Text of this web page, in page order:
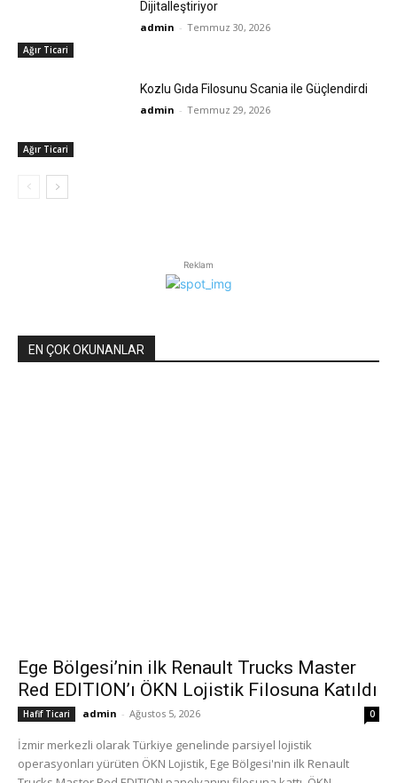
Ağır Ticari
Dijitalleştiriyor
admin - Temmuz 30, 2026
Ağır Ticari
Kozlu Gıda Filosunu Scania ile Güçlendirdi
admin - Temmuz 29, 2026
Reklam
EN ÇOK OKUNANLAR
Ege Bölgesi’nin ilk Renault Trucks Master
Red EDITION’ı ÖKN Lojistik Filosuna Katıldı
Hafif Ticari admin - Ağustos 5, 2026 0
İzmir merkezli olarak Türkiye genelinde parsiyel lojistik
operasyonları yürüten ÖKN Lojistik, Ege Bölgesi'nin ilk Renault